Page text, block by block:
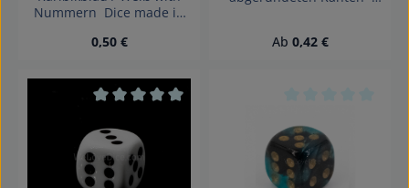
Nummern Dice made in
Regulärer Preis:
0,50 €
Achtung! Wegen
Regulärer Preis:
Ab 0,42 €